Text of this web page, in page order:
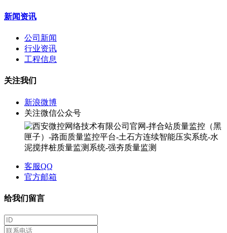
新闻资讯
公司新闻
行业资讯
工程信息
关注我们
新浪微博
关注微信公众号
客服QQ
官方邮箱
给我们留言